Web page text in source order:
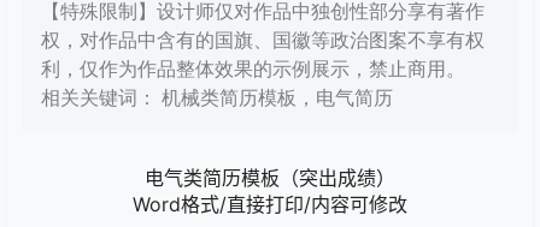
【特殊限制】设计师仅对作品中独创性部分享有著作
权，对作品中含有的国旗、国徽等政治图案不享有权
利，仅作为作品整体效果的示例展示，禁止商用。
相关关键词： 机械类简历模板，电气简历
电气类简历模板（突出成绩）
Word格式/直接打印/内容可修改